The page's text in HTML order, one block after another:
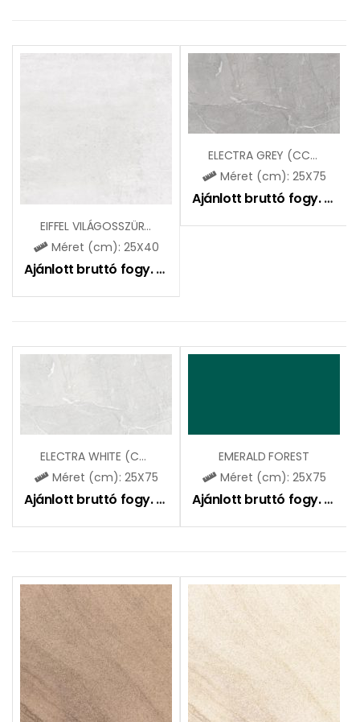
EIFFEL VILÁGOSSZÜRKE ZBD42075
Méret (cm): 25X40
Ajánlott bruttó fogy. ár:
ELECTRA GREY (CCR147)
Méret (cm): 25X75
Ajánlott bruttó fogy. ár:
ELECTRA WHITE (CCR146)
Méret (cm): 25X75
Ajánlott bruttó fogy. ár: 9490Ft
EMERALD FOREST
Méret (cm): 25X75
Ajánlott bruttó fogy. ár: